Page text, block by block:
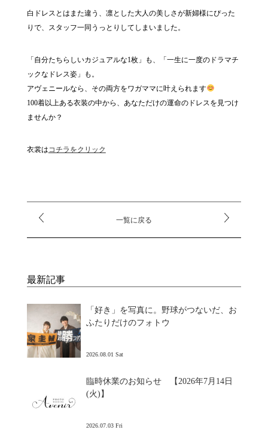
白ドレスとはまた違う、凛とした大人の美しさが新婦様にぴった
りで、スタッフ一同うっとりしてしまいました。
「自分たちらしいカジュアルな1枚」も、「一生に一度のドラマチ
ックなドレス姿」も。
アヴェニールなら、その両方をワガママに叶えられます
100着以上ある衣装の中から、あなただけの運命のドレスを見つけ
ませんか？
衣裳は コチラをクリック
一覧に戻る
最新記事
「好き」を写真に。野球がつないだ、お
ふたりだけのフォトウ
2026.08.01 Sat
臨時休業のお知らせ 【2026年7月14日
(火)】
2026.07.03 Fri